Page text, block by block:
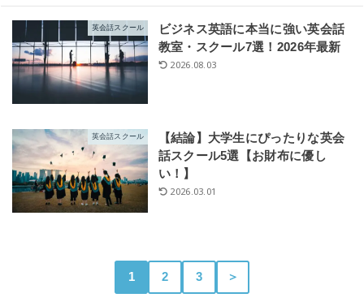
英会話スクール
ビジネス英語に本当に強い英会話
教室・スクール7選！2026年最新
2026.08.03
英会話スクール
【結論】大学生にぴったりな英会
話スクール5選【お財布に優し
い！】
2026.03.01
1 2 3 ＞